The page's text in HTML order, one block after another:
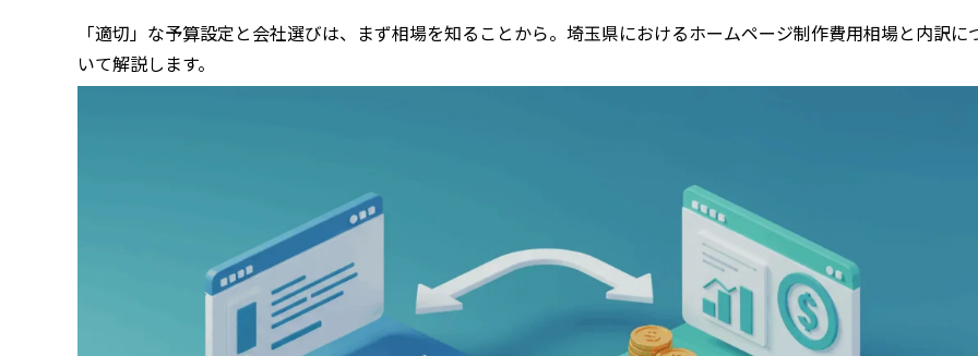
「適切」な予算設定と会社選びは、まず相場を知ることから。埼玉県におけるホームページ制作費用相場と内訳に
いて解説します。